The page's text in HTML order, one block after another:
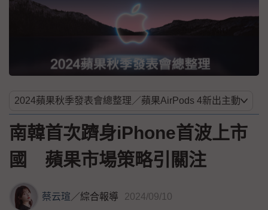
南韓首次躋身iPhone首波上市
國 蘋果市場策略引關注
蔡云瑄 ／綜合報導 2024/09/10